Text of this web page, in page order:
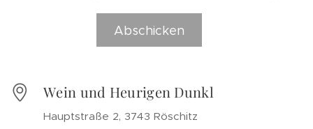
Abschicken
Wein und Heurigen Dunkl
Hauptstraße 2, 3743 Röschitz